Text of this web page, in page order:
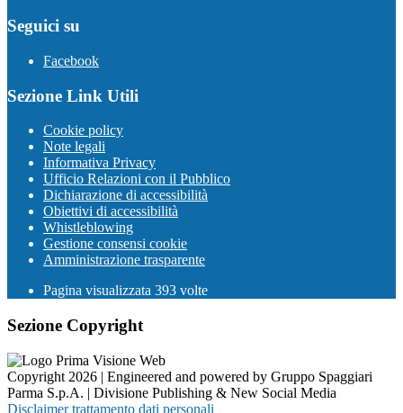
Seguici su
Facebook
Sezione Link Utili
Cookie policy
Note legali
Informativa Privacy
Ufficio Relazioni con il Pubblico
Dichiarazione di accessibilità
Obiettivi di accessibilità
Whistleblowing
Gestione consensi cookie
Amministrazione trasparente
Pagina visualizzata 393 volte
Sezione Copyright
Copyright 2026 | Engineered and powered by Gruppo Spaggiari
Parma S.p.A. | Divisione Publishing & New Social Media
Disclaimer trattamento dati personali